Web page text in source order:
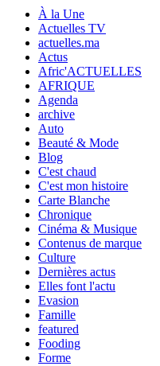
À la Une
Actuelles TV
actuelles.ma
Actus
Afric'ACTUELLES
AFRIQUE
Agenda
archive
Auto
Beauté & Mode
Blog
C'est chaud
C'est mon histoire
Carte Blanche
Chronique
Cinéma & Musique
Contenus de marque
Culture
Dernières actus
Elles font l'actu
Evasion
Famille
featured
Fooding
Forme